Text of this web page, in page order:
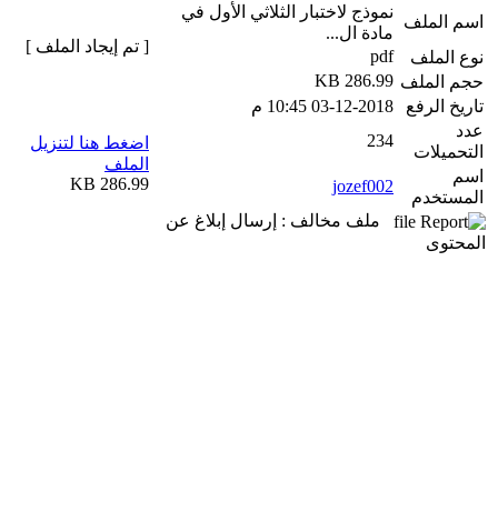
اسم الملف
نموذج لاختبار الثلاثي الأول في
مادة ال...
نوع الملف
pdf
حجم الملف 286.99 KB
تاريخ الرفع
03-12-2018 10:45 م
عدد
التحميلات
234
اسم
المستخدم
jozef002
ملف مخالف : إرسال إبلاغ عن
المحتوى
[ تم إيجاد الملف ]
اضغط هنا لتنزيل
الملف
286.99 KB